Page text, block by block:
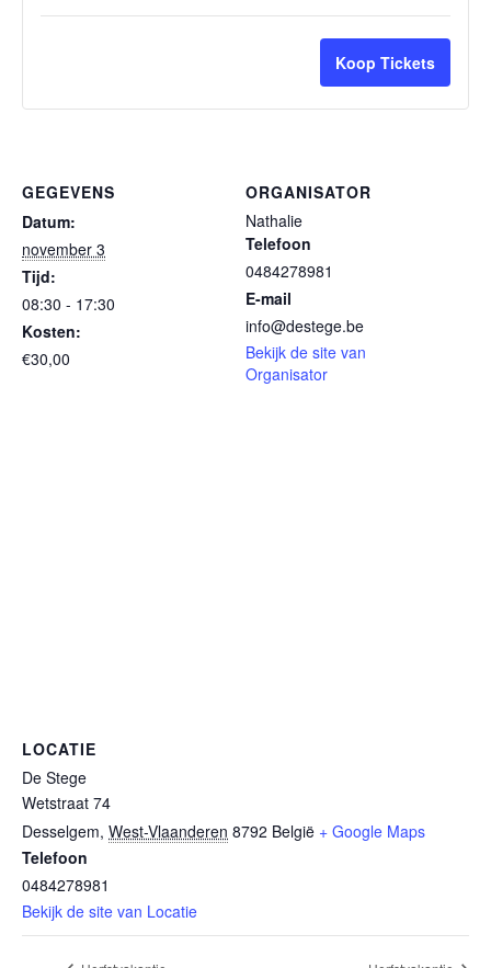
Koop Tickets
GEGEVENS
Datum:
november 3
Tijd:
08:30 - 17:30
Kosten:
€30,00
ORGANISATOR
Nathalie
Telefoon
0484278981
E-mail
info@destege.be
Bekijk de site van
Organisator
LOCATIE
De Stege
Wetstraat 74
Desselgem, West-Vlaanderen 8792 België + Google Maps
Telefoon
0484278981
Bekijk de site van Locatie